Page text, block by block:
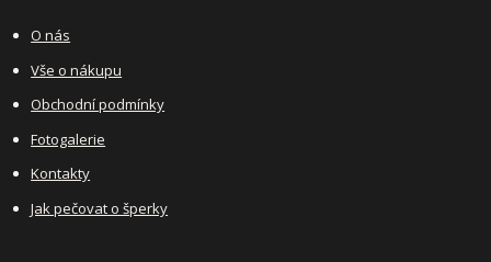
O nás
Vše o nákupu
Obchodní podmínky
Fotogalerie
Kontakty
Jak pečovat o šperky